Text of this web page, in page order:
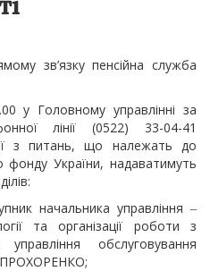
зв’язку пенсійна служба
у Головному управлінні за
лінії (0522) 33-04-41
з питань, що належать до
фонду України, надаватимуть
начальника управління ‒
та організації роботи з
обслуговування
ПРОХОРЕНКО;